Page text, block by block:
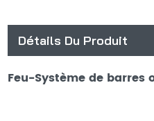
Détails Du Produit
Feu-Système de barres